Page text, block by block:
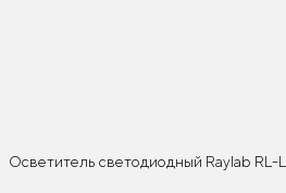
Осветитель светодиодный Raylab